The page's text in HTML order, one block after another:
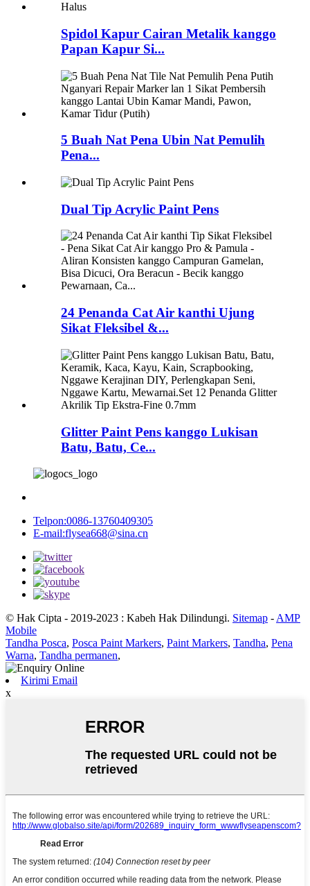
Spidol Kapur Cairan Metalik kanggo
Papan Kapur Si...
5 Buah Nat Pena Ubin Nat Pemulih
Pena...
Dual Tip Acrylic Paint Pens
24 Penanda Cat Air kanthi Ujung
Sikat Fleksibel &...
Glitter Paint Pens kanggo Lukisan
Batu, Batu, Ce...
Telpon:0086-13760409305
E-mail:flysea668@sina.cn
© Hak Cipta - 2019-2023 : Kabeh Hak Dilindungi. Sitemap - AMP
Mobile
Tandha Posca, Posca Paint Markers, Paint Markers, Tandha, Pena
Warna, Tandha permanen,
Kirimi Email
x